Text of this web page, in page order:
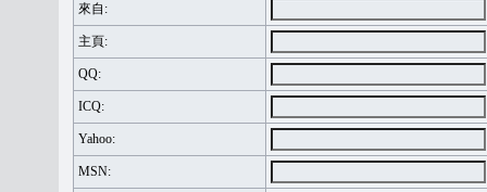
來自:
主頁:
QQ:
ICQ:
Yahoo:
MSN: